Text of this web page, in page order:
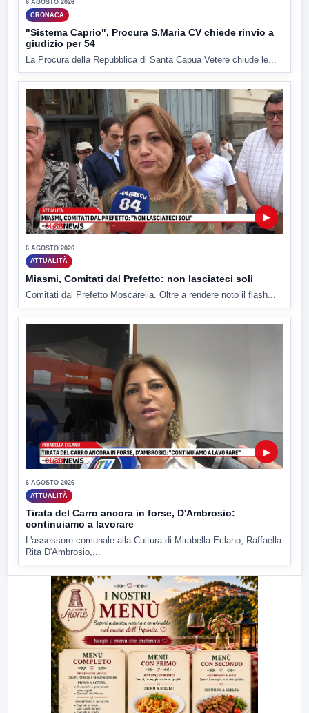
6 AGOSTO 2026
CRONACA
"Sistema Caprio", Procura S.Maria CV chiede rinvio a
giudizio per 54
La Procura della Repubblica di Santa Capua Vetere chiude le...
▶
6 AGOSTO 2026
ATTUALITÀ
Miasmi, Comitati dal Prefetto: non lasciateci soli
Comitati dal Prefetto Moscarella. Oltre a rendere noto il flash...
▶
6 AGOSTO 2026
ATTUALITÀ
Tirata del Carro ancora in forse, D'Ambrosio:
continuiamo a lavorare
L'assessore comunale alla Cultura di Mirabella Eclano, Raffaella
Rita D'Ambrosio,...